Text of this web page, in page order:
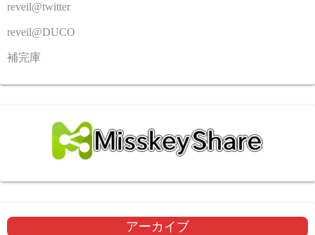
reveil@twitter
reveil@DUCO
補完庫
アーカイブ